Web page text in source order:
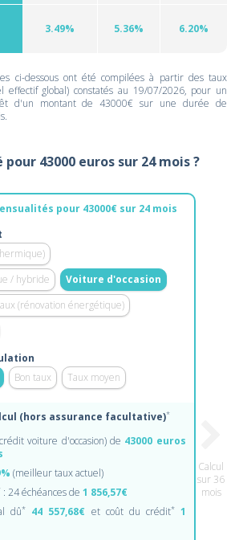
3.49% 5.36% 6.20%
ci-dessous ont été compilées à partir des taux
effectif global) constatés au 19/07/2026, pour un
d'un montant de 43000€ sur une durée de
43000 euros sur 24 mois ?
pour 43000€ sur 24 mois
/ hybride
Voiture d'occasion
(rénovation énergétique)
Bon taux Taux moyen
(hors assurance facultative)*
voiture d'occasion) de 43000 euros
(meilleur taux actuel)
: 24 échéances de1 856,57€
dû* 44 557,68€ et coût du crédit* 1
Calcul
sur 36
mois